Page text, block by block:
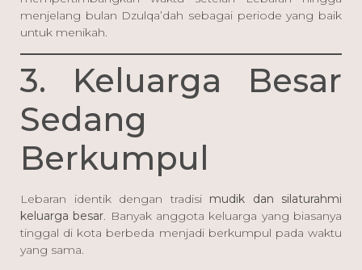
menjelang bulan Dzulqa’dah sebagai periode yang baik
untuk menikah.
3. Keluarga Besar
Sedang
Berkumpul
Lebaran identik dengan tradisi mudik dan silaturahmi
keluarga besar. Banyak anggota keluarga yang biasanya
tinggal di kota berbeda menjadi berkumpul pada waktu
yang sama.